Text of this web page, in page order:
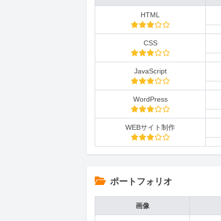
HTML
CSS
JavaScript
WordPress
WEBサイト制作
ポートフォリオ
画像